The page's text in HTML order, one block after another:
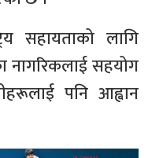
सहायताको लागि
नागरिकलाई सहयोग
पनि आह्वान